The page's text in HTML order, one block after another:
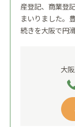
産登記、商業登
まいりました。
続きを大阪で円
大